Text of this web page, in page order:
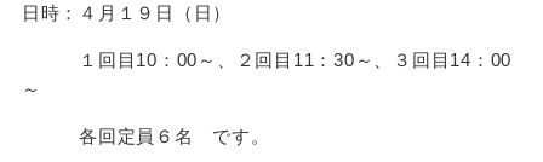
日時：４月１９日（日）
１回目10：00～、２回目11：30～、３回目14：00
～
各回定員６名 です。